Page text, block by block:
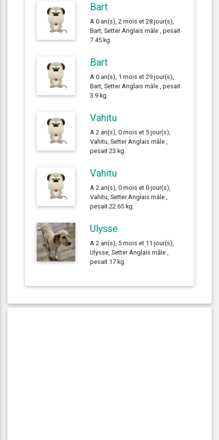
Bart
A 0 an(s), 2 mois et 28 jour(s),
Bart, Setter Anglais mâle , pesait
7.45 kg.
Bart
A 0 an(s), 1 mois et 29 jour(s),
Bart, Setter Anglais mâle , pesait
3.9 kg.
Vahitu
A 2 an(s), 0 mois et 5 jour(s),
Vahitu, Setter Anglais mâle ,
pesait 23 kg.
Vahitu
A 2 an(s), 0 mois et 0 jour(s),
Vahitu, Setter Anglais mâle ,
pesait 22.65 kg.
Ulysse
A 2 an(s), 5 mois et 11 jour(s),
Ulysse, Setter Anglais mâle ,
pesait 17 kg.